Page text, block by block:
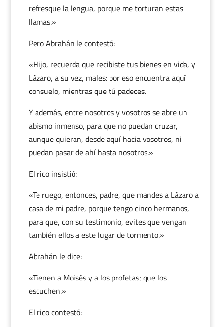
refresque la lengua, porque me torturan estas
llamas.»
Pero Abrahán le contestó:
«Hijo, recuerda que recibiste tus bienes en vida, y
Lázaro, a su vez, males: por eso encuentra aquí
consuelo, mientras que tú padeces.
Y además, entre nosotros y vosotros se abre un
abismo inmenso, para que no puedan cruzar,
aunque quieran, desde aquí hacia vosotros, ni
puedan pasar de ahí hasta nosotros.»
El rico insistió:
«Te ruego, entonces, padre, que mandes a Lázaro a
casa de mi padre, porque tengo cinco hermanos,
para que, con su testimonio, evites que vengan
también ellos a este lugar de tormento.»
Abrahán le dice:
«Tienen a Moisés y a los profetas; que los
escuchen.»
El rico contestó: